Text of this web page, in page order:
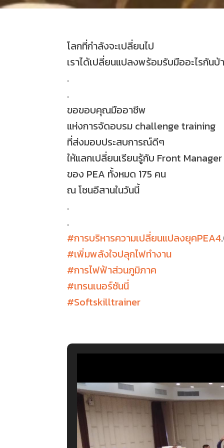
โลกที่กำลังจะเปลี่ยนไป
เราได้เปลี่ยนแปลงพร้อมรับมืออะไรกันบ้
.
.
ขอขอบคุณมืออาชีพ
แห่งการจัดอบรม challenge training
ที่ส่งมอบประสบการณ์ดีๆ
ให้แลกเปลี่ยนเรียนรู้กับ Front Manager
ของ PEA ทั้งหมด 175 คน
ณ โซนอีสานในวันนี้
.
.
#การบริหารความเปลี่ยนแปลงยุคPEA4
#เพิ่มพลังใจปลุกไฟทำงาน
#การไฟฟ้าส่วนภูมิภาค
#เทรนเนอร์ซันนี่
#Softskilltrainer